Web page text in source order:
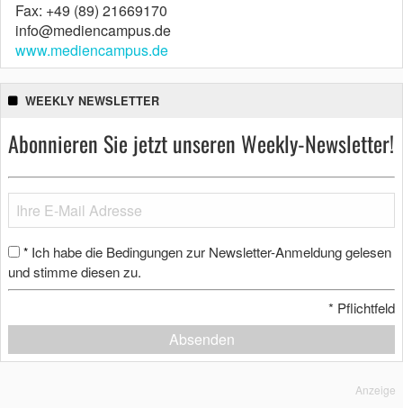
Fax: +49 (89) 21669170
info@mediencampus.de
www.mediencampus.de
WEEKLY NEWSLETTER
Abonnieren Sie jetzt unseren Weekly-Newsletter!
* Ich habe die Bedingungen zur Newsletter-Anmeldung gelesen
und stimme diesen zu.
* Pflichtfeld
Absenden
Anzeige